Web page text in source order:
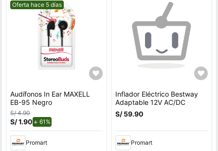
Mejor precio.
Oferta hace 5 días
Audífonos In Ear MAXELL
EB-95 Negro
S/ 4.90
S/ 1.90 61%
Promart
Inflador Eléctrico Bestway
Adaptable 12V AC/DC
S/ 59.90
Promart